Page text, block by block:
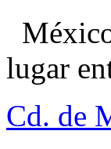
lugar
Cd. de